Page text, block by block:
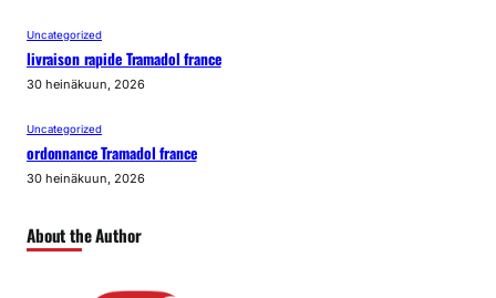
Uncategorized
livraison rapide Tramadol france
30 heinäkuun, 2026
Uncategorized
ordonnance Tramadol france
30 heinäkuun, 2026
About the Author